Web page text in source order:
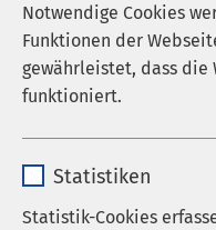
Notwendige Cookies
Funktionen der
gewährleistet, dass die
funktioniert.
Anbieter sgalinski
Statistiken
Statistik-Cookies